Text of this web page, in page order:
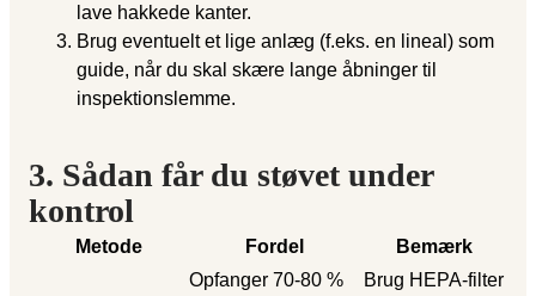
lave hakkede kanter.
Brug eventuelt et lige anlæg (f.eks. en lineal) som
guide, når du skal skære lange åbninger til
inspektionslemme.
3. Sådan får du støvet under
kontrol
Metode Fordel Bemærk
Opfanger 70-80 %
Brug HEPA-filter